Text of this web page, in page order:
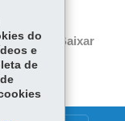
ts
Ap
p
Baixar
do
e
de